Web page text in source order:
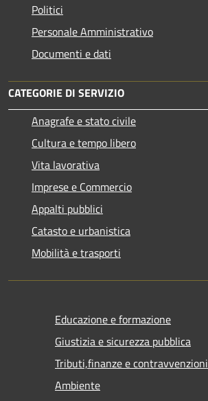
Politici
Personale Amministrativo
Documenti e dati
CATEGORIE DI SERVIZIO
Anagrafe e stato civile
Cultura e tempo libero
Vita lavorativa
Imprese e Commercio
Appalti pubblici
Catasto e urbanistica
Mobilità e trasporti
Educazione e formazione
Giustizia e sicurezza pubblica
Tributi,finanze e contravvenzioni
Ambiente